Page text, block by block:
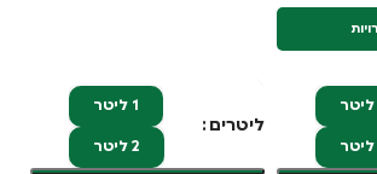
ליטרים
1 ליטר
2 ליטר